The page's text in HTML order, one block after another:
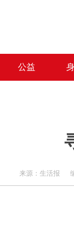
公益
来源：生活报